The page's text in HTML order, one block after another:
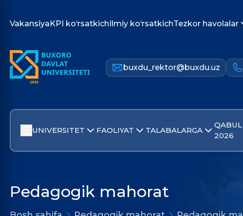
VakansiyaKPI ko‘rsatkichIlmiy ko‘rsatkichTezkor havolalar
buxdu_rektor@buxdu.uz
UNIVERSITET FAOLIYAT TALABALARGA
QABUL
2026
Pedagogik mahorat